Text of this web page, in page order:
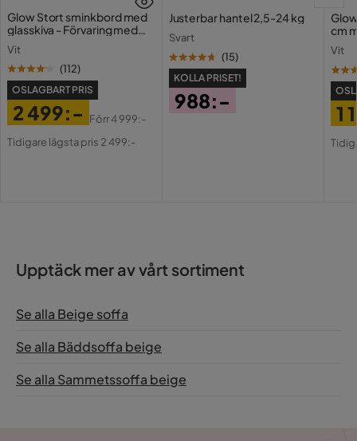
Utdragbar dagbädd
Färg Beige
Fotpall ingår Nej
Serie
Glow Stort sminkbord med
glasskiva - Förvaring med
Vit
(112)
OSLAGBART PRIS
Pris
2 499:-
Original
Förr4 999:-
Tidigare lägsta pris 2 499:-
Justerbar hantel 2,5-24 kg
Svart
(15)
KOLLA PRISET!
988:-
cm
Vit
1
Upptäck mer av vårt sortiment
Se alla Beige soffa
Se alla Bäddsoffa beige
Se alla Sammetssoffa beige